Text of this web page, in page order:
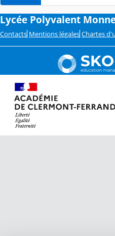
Lycée Polyvalent
Contacts Mentions légales Chartes